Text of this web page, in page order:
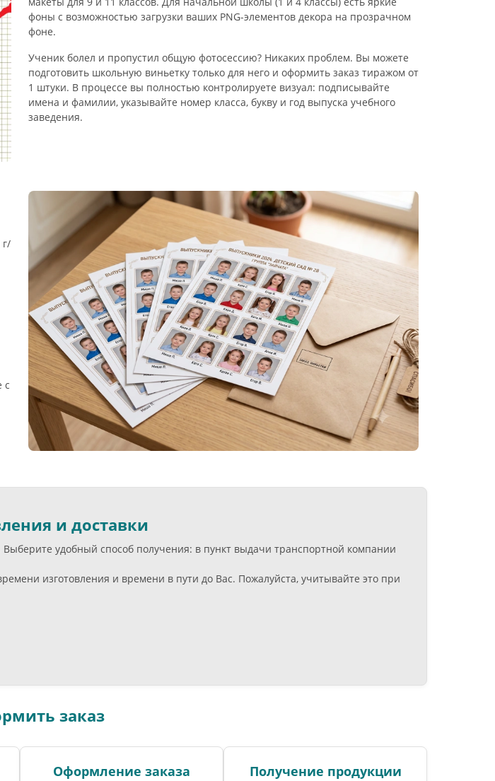
фоны с возможностью загрузки ваших PNG-элементов декора на прозрачном
фоне.
Ученик болел и пропустил общую фотосессию? Никаких проблем. Вы можете
подготовить школьную виньетку только для него и оформить заказ тиражом от
1 штуки. В процессе вы полностью контролируете визуал: подписывайте
имена и фамилии, указывайте номер класса, букву и год выпуска учебного
заведения.
с
и доставки
удобный способ получения: в пункт выдачи транспортной компании
изготовления и времени в пути до Вас. Пожалуйста, учитывайте это при
заказ
Оформление заказа Получение продукции